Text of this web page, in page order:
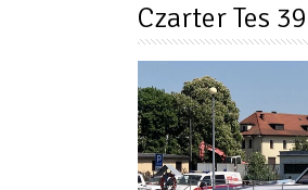
Czarter Tes